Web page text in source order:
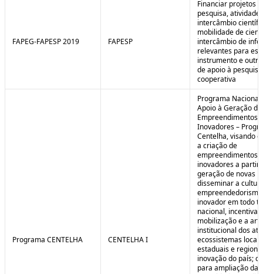
FAPEG-FAPESP 2019 FAPESP
Financiar projetos
pesquisa,
intercâmbio
mobilidade de
intercâmbio de
relevantes para
instrumento e
de apoio à pesquisa
cooperativa
Programa CENTELHA CENTELHA I
Programa Nacional
Apoio à Geração de
Empreendimentos
Inovadores –
Centelha, visando
a criação de
empreendimentos
inovadores a partir
geração de novas
disseminar a
empreendedorismo
inovador em todo
nacional,
mobilização e a
institucional dos
ecossistemas
estaduais e
inovação do país;
para ampliação da